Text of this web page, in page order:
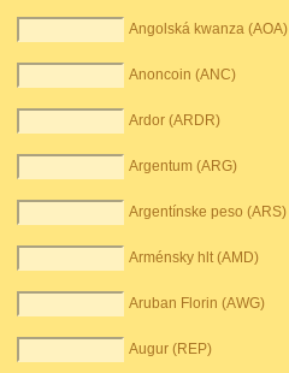
Angolská kwanza (AOA)
Anoncoin (ANC)
Ardor (ARDR)
Argentum (ARG)
Argentínske peso (ARS)
Arménsky hlt (AMD)
Aruban Florin (AWG)
Augur (REP)